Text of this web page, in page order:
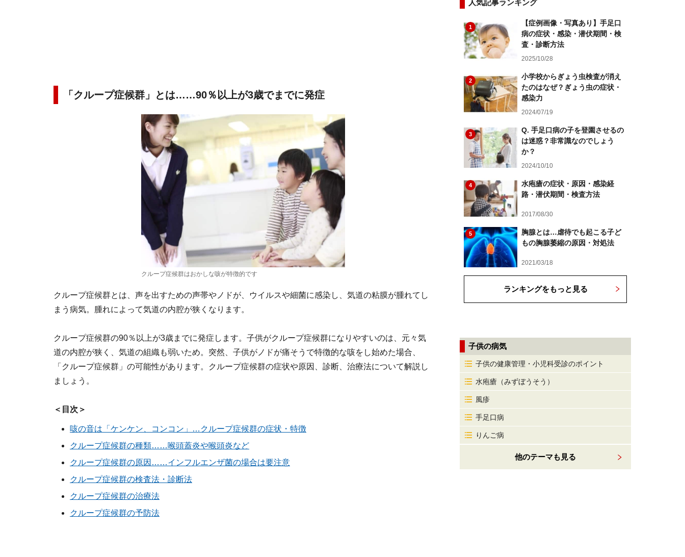
「クループ症候群」とは……90％以上が3歳でまでに発症
クループ症候群はおかしな咳が特徴的です
クループ症候群とは、声を出すための声帯やノドが、ウイルスや細菌に感染し、気道の粘膜が腫れてし
まう病気。腫れによって気道の内腔が狭くなります。
クループ症候群の90％以上が3歳までに発症します。子供がクループ症候群になりやすいのは、元々気
道の内腔が狭く、気道の組織も弱いため。突然、子供がノドが痛そうで特徴的な咳をし始めた場合、
「クループ症候群」の可能性があります。クループ症候群の症状や原因、診断、治療法について解説し
ましょう。
＜目次＞
咳の音は「ケンケン、コンコン」…クループ症候群の症状・特徴
クループ症候群の種類……喉頭蓋炎や喉頭炎など
クループ症候群の原因……インフルエンザ菌の場合は要注意
クループ症候群の検査法・診断法
クループ症候群の治療法
クループ症候群の予防法
人気記事ランキング
1
【症例画像・写真あり】手足口
病の症状・感染・潜伏期間・検
査・診断方法
2025/10/28
2
小学校からぎょう虫検査が消え
たのはなぜ？ぎょう虫の症状・
感染力
2024/07/19
3
Q. 手足口病の子を登園させるの
は迷惑？非常識なのでしょう
か？
2024/10/10
4
水疱瘡の症状・原因・感染経
路・潜伏期間・検査方法
2017/08/30
5
胸腺とは…虐待でも起こる子ど
もの胸腺萎縮の原因・対処法
2021/03/18
ランキングをもっと見る
子供の病気
子供の健康管理・小児科受診のポイント
水疱瘡（みずぼうそう）
風疹
手足口病
りんご病
他のテーマも見る